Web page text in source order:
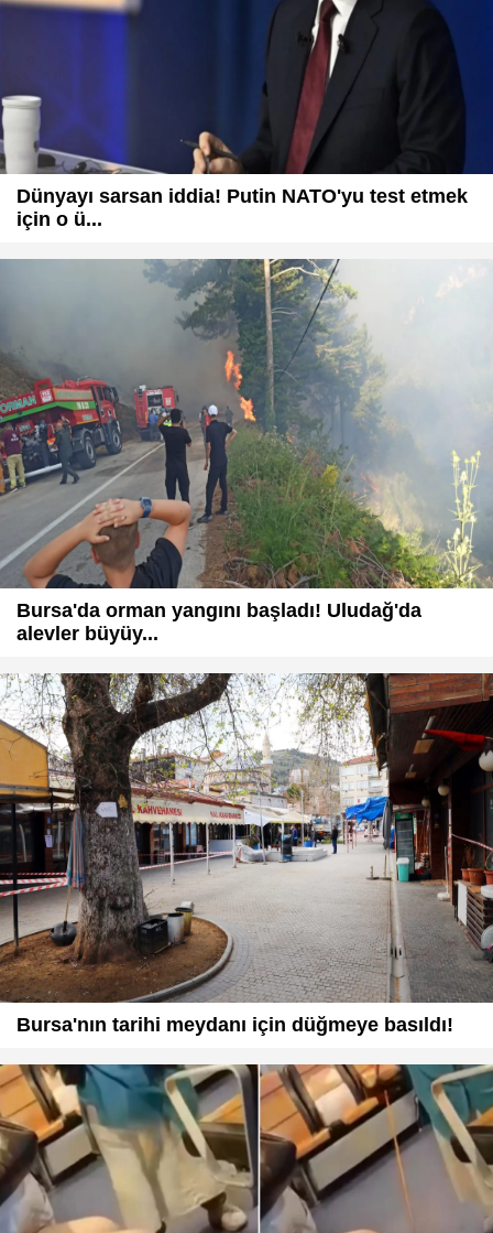
Dünyayı sarsan iddia! Putin NATO'yu test etmek
için o ü...
Bursa'da orman yangını başladı! Uludağ'da
alevler büyüy...
Bursa'nın tarihi meydanı için düğmeye basıldı!